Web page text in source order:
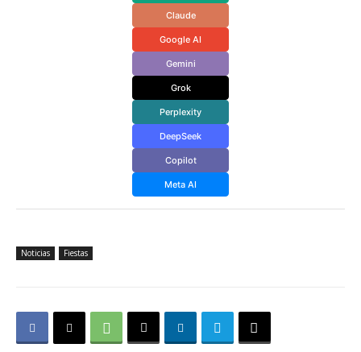
Claude
Google AI
Gemini
Grok
Perplexity
DeepSeek
Copilot
Meta AI
Noticias Fiestas